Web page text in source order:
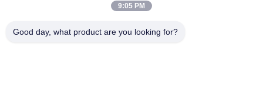
Αυτόματη μηχανή
ηλεκτρικών
9:05 PM
Good day, what product are you looking for?